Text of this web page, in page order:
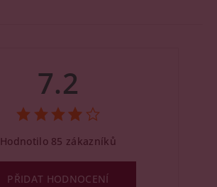
7.2
Hodnotilo 85 zákazníků
PŘIDAT HODNOCENÍ